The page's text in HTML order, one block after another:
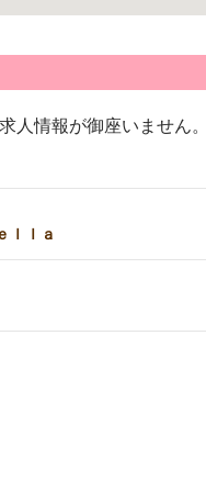
人情報が御座いません
ｌｌａ